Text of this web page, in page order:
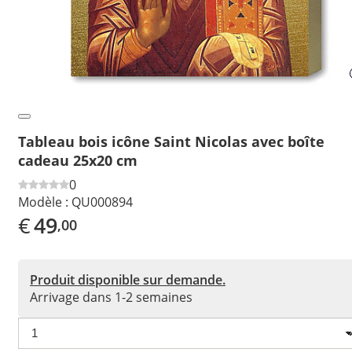
Tableau bois icône Saint Nicolas avec boîte
cadeau 25x20 cm
0
Modèle : QU000894
€49,00
Produit disponible sur demande.
Arrivage dans 1-2 semaines